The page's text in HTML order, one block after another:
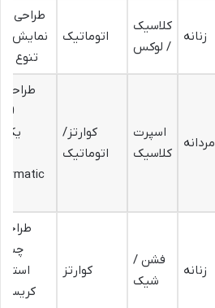
زنانه
کلاسیک
/ لوکس
اتوماتیک
طراحی
نمایش
تنوع
مردانه
اسپرت
کلاسیک
کوارتز/
اتوماتیک
زنانه
فشن /
شیک
کوارتز